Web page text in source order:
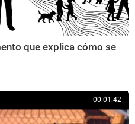
que explica cómo se
00:01:42